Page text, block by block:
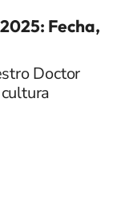
Fecha,
Doctor